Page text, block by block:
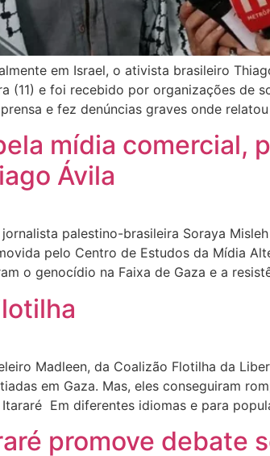
em Israel, o ativista brasileiro
(11) e foi recebido por organizações de
e fez denúncias graves onde
mídia comercial,
Ávila
palestino-brasileira Soraya
pelo Centro de Estudos da Mídia
o genocídio na Faixa de Gaza e a
Madleen, da Coalizão Flotilha da
em Gaza. Mas, eles conseguiram
Em diferentes idiomas e para
promove debate